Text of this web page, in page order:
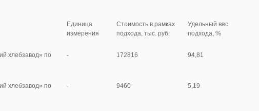
Единица
измерения
Стоимость в рамках
подхода, тыс. руб.
Удельный вес
подхода, %
хлебзавод» по
- 172816 94,81
хлебзавод» по
- 9460 5,19